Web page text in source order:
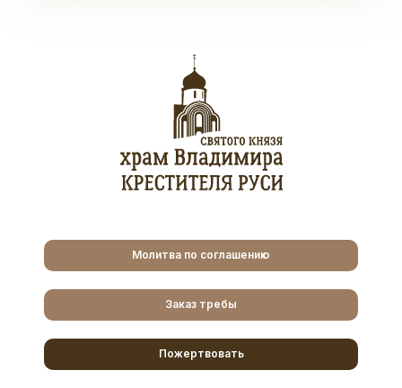
Молитва по соглашению
Заказ требы
Пожертвовать